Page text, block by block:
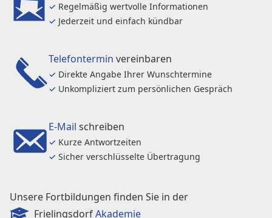
✓ Regelmäßig wertvolle Informationen
✓ Jederzeit und einfach kündbar
Telefontermin vereinbaren
✓ Direkte Angabe Ihrer Wunschtermine
✓ Unkompliziert zum persönlichen Gespräch
E-Mail schreiben
✓ Kurze Antwortzeiten
✓ Sicher verschlüsselte Übertragung
Unsere Fortbildungen finden Sie in der
FrielingsdorfAkademie